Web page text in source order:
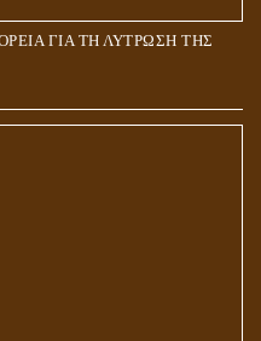
ΓΙΑ ΤΗ ΛΥΤΡΩΣΗ ΤΗΣ